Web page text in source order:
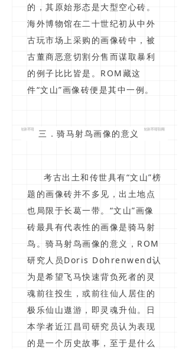
的，其原始形态是大型空心砖。
海外博物馆在二十世纪初从中外
古玩市场上采购的画像砖中，被
古董商恶意切割分售而谋取暴利
的例子比比皆是。ROM藏这
件“文山”画像砖便是其中一例。
三．骑马射鸟画像的意义
考古出土和传世具有“文山”榜
题的画像砖并不多见，出土地点
也局限于长葛一带。“文山”画像
砖最具有代表性的画像是骑马射
鸟。骑马射鸟画像的意义，ROM
研究人员Doris Dohrenwend认
为是希望飞马快速背负死者的灵
魂前往投生，或前往仙人居住的
极乐仙山遨游，即灵魂升仙。日
本学者近江昌司研究员认为表现
的是一个历史故事，至于是什么